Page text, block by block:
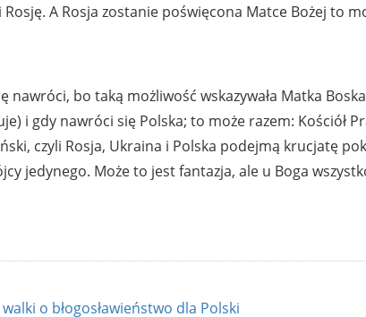
A Rosja zostanie poświęcona Matce Bożej to
nawróci, bo taką możliwość wskazywała Matka
i gdy nawróci się Polska; to może razem: Kościół
czyli Rosja, Ukraina i Polska podejmą krucjatę
jedynego. Może to jest fantazja, ale u Boga
o błogosławieństwo dla Polski